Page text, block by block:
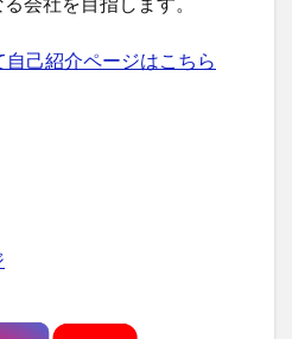
己紹介ページはこちら